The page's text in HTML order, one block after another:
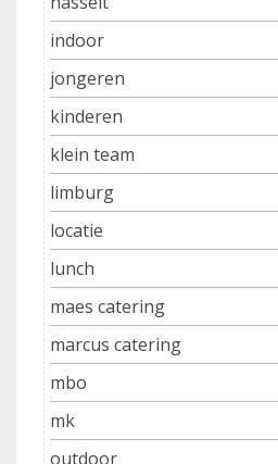
indoor
jongeren
kinderen
klein team
limburg
locatie
lunch
maes catering
marcus catering
mbo
mk
outdoor